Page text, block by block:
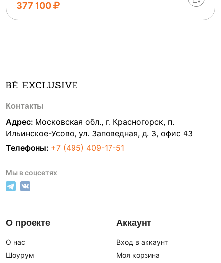
377 100
Контакты
Адрес: Московская обл., г. Красногорск, п.
Ильинское-Усово, ул. Заповедная, д. 3, офис 43
Телефоны: +7 (495) 409-17-51
Мы в соцсетях
О проекте
О нас
Шоурум
Аккаунт
Вход в аккаунт
Моя корзина